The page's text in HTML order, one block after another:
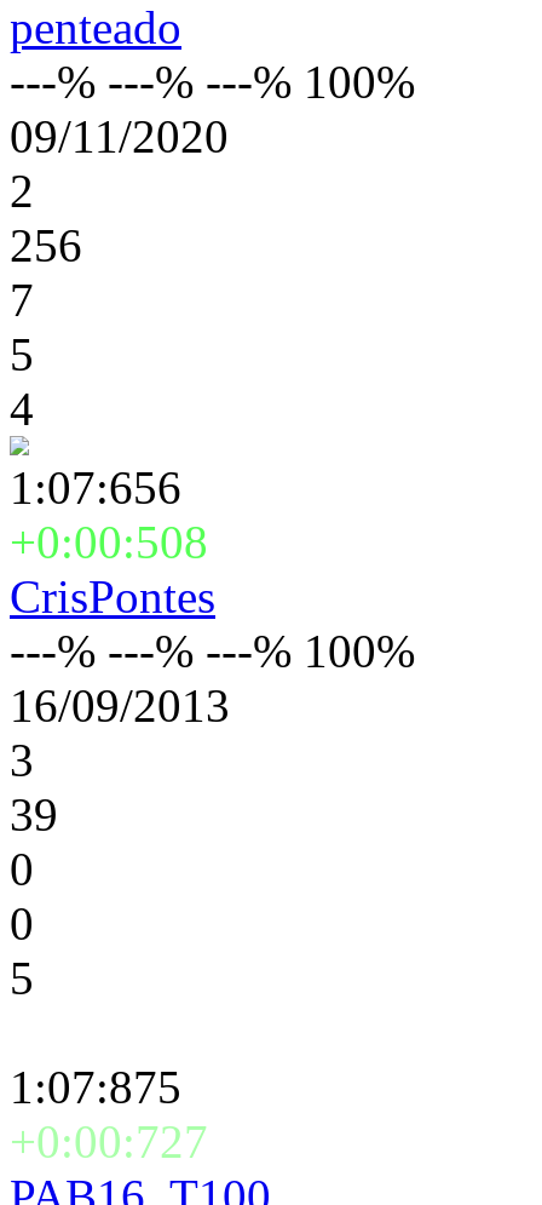
penteado
---% ---% ---% 100%
09/11/2020
2
256
7
5
4
1:07:656
+0:00:508
CrisPontes
---% ---% ---% 100%
16/09/2013
3
39
0
0
5
1:07:875
+0:00:727